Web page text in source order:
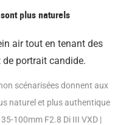
plus naturels
scénarisées donnent aux
naturel et plus authentique
100mm F2.8 Di III VXD |